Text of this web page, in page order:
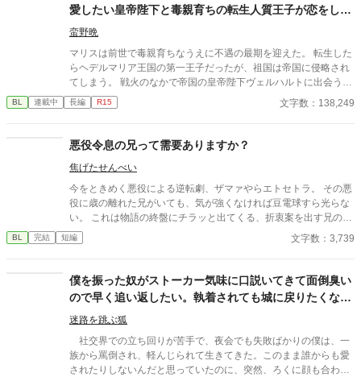
愛したい皇帝陛下と毒親育ちの転生人質王子が恋をした
～
蛮野晩
マリスは前世で毒親育ちなうえに不遇の最期を迎えた。 転生した
らヘデルマリア王国の第一王子だったが、祖国は帝国に侵略され
てしまう。 戦火のなかで帝国の皇帝陛下ヴェルハルトに出会う。
マリスは人質として帝国に赴いたが、そこで皇帝の弟（エヴァ
ン・八歳）の世話役をすることになった。 皇帝ヴェルハルトは噂
――――じつは皇帝ヴェルハルトは戦火で出会ったマリスにすで
にひと目惚れしていた！ しかもマリスが帝国に来てくれて内心大
喜びだった！ ほんとうは溺愛したいが、溺愛しすぎはかっこよく
ない……。苦悩する皇帝ヴェルハルト。 皇帝陛下のラブコメと人
質王子のシリアスがぶつかりあう。ラブコメvsシリアスのハッピ
ーエンドです。
BL 連載中 長編 R15 文字数：138,249
悪役令息の兄って需要ありますか？
焦げたせんべい
今をときめく悪役による逆転劇、ザマァやらエトセトラ。 その悪
役に歳の離れた兄がいても、気が強くなければ豆電球すら光らな
い。 これは物語の終盤にチラッと出てくる、折衷案を出す兄の話
である。
BL 完結 短編 文字数：3,739
僕を振った奴がストーカー気味に口説いてきて面倒臭い
ので早く追い返したい。執着されても城に戻りたくなん
てないんです！
迷路を跳ぶ狐
社交界での立ち回りが苦手で、夜会でも失敗ばかりの僕は、一
族から罵倒され、軽んじられて生きてきた。このまま誰からも愛
されたりしないんだと思っていたのに、突然、ろくに顔も合わせ